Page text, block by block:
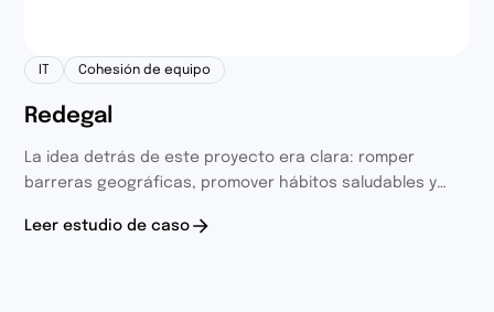
IT Cohesión de equipo
Redegal
La idea detrás de este proyecto era clara: romper
barreras geográficas, promover hábitos saludables y
Leer estudio de caso